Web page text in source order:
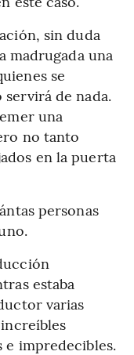
sin duda
madrugada una
se
de nada.
una
no tanto
en la puerta
personas
estaba
varias
e impredecibles.